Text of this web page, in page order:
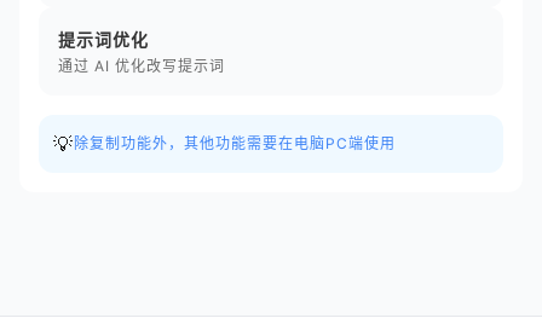
提示词优化
通过 AI 优化改写提示词
💡 除复制功能外，其他功能需要在电脑PC端使用